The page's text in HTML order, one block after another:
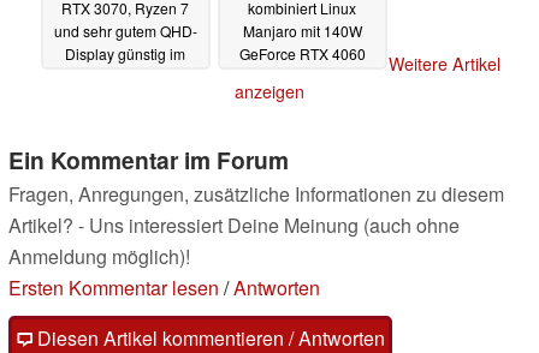
RTX 3070, Ryzen 7
und sehr gutem QHD-
Display günstig im
kombiniert Linux
Manjaro mit 140W
GeForce RTX 4060
Weitere Artikel
anzeigen
Ein Kommentar im Forum
Fragen, Anregungen, zusätzliche Informationen zu diesem
Artikel? - Uns interessiert Deine Meinung (auch ohne
Anmeldung möglich)!
Ersten Kommentar lesen /Antworten
Diesen Artikel kommentieren / Antworten